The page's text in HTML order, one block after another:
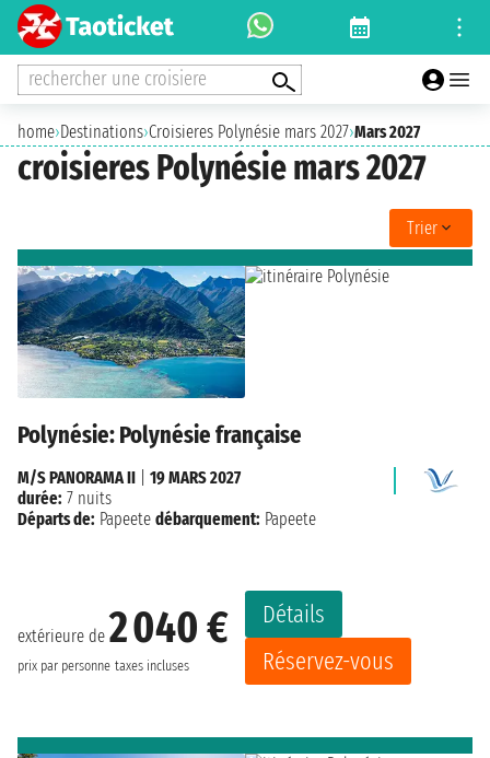
rechercher une croisiere
home›Destinations›Croisieres Polynésie mars 2027›Mars 2027
croisieres Polynésie mars 2027
Trier
Polynésie: Polynésie française
extérieure de 2 040 €
prix par personne taxes incluses
Détails
Réservez-vous
M/S PANORAMA II
19 MARS 2027
durée: 7 nuits
Départs de: Papeete débarquement: Papeete